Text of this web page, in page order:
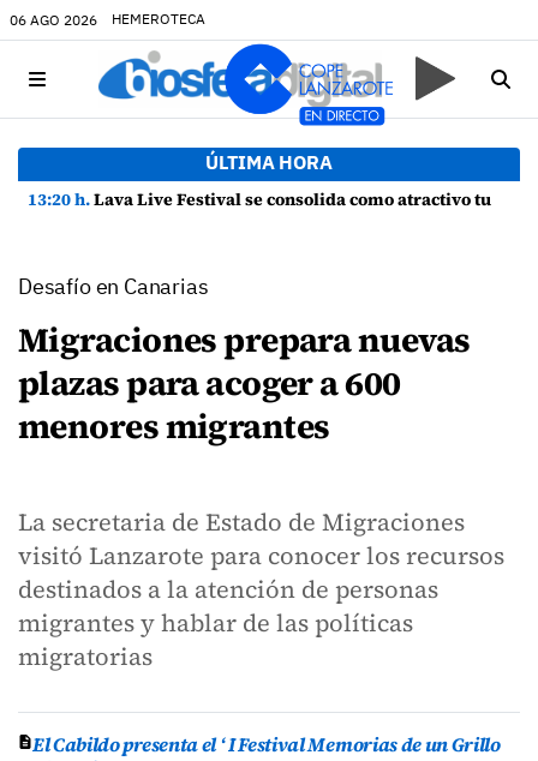
06 AGO 2026 HEMEROTECA
ÚLTIMA HORA
13:20 h.Lava Live Festival se consolida como atractivo turístico y agente dinamizador de la economía de Lanzarote
Desafío en Canarias
Migraciones prepara nuevas
plazas para acoger a 600
menores migrantes
La secretaria de Estado de Migraciones
visitó Lanzarote para conocer los recursos
destinados a la atención de personas
migrantes y hablar de las políticas
migratorias
El Cabildo presenta el ‘ I Festival Memorias de un Grillo